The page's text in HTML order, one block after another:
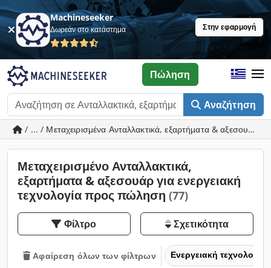
Machineseeker
Δωρεάν στο κατάστημα Στην εφαρμογή
Αναζήτηση
Πώληση
/ ... / Μεταχειρισμένα Ανταλλακτικά, εξαρτήματα & αξεσουάρ
Μεταχειρισμένο Ανταλλακτικά,
εξαρτήματα & αξεσουάρ για ενεργειακή
τεχνολογία προς πώληση (77)
Φίλτρο Σχετικότητα
Αφαίρεση όλων των φίλτρων Ενεργειακή τεχνολογία